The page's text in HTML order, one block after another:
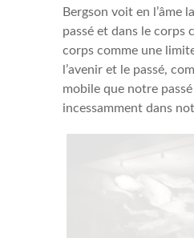
Bergson voit en l’âme
passé et dans le corps
corps comme une
l’avenir et le passé,
mobile que notre
incessamment dans